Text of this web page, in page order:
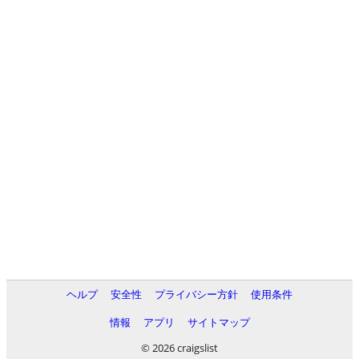
ヘルプ 安全性 プライバシー方針
使用条件
情報
アプリ
サイトマップ
© 2026 craigslist